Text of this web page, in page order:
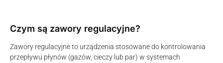
Czym są zawory regulacyjne?
Zawory regulacyjne to urządzenia stosowane do kontrolowania
przepływu płynów (gazów, cieczy lub par) w systemach